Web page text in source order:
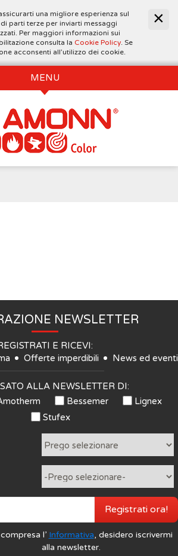
una migliore esperienza sul
parti terze per inviarti messaggi
Per maggiori informazioni sui
consulta la Cookie Policy. Se
acconsenti all’utilizzo dei cookie.
MENU
NEWSLETTER
E RICEVI:
Offerte imperdibili News ed eventi
ALLA NEWSLETTER DI:
Bessemer
Lignex
Stufex
l’ Informativa, desidero iscrivermi
alla newsletter.
Registrati ora!